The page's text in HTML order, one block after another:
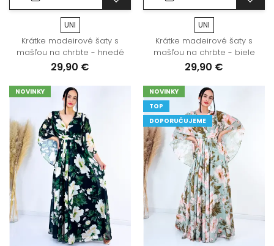
UNI
Krátke madeirové šaty s
mašľou na chrbte - hnedé
29,90 €
UNI
Krátke madeirové šaty s
mašľou na chrbte - biele
29,90 €
NOVINKY
NOVINKY
TOP
DOPORUČUJEME